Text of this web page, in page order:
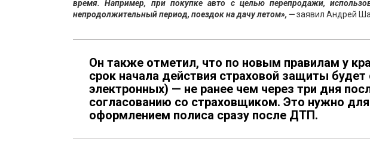
время. Например, при покупке авто с целью перепродажи,
непродолжительный период, поездок на дачу летом», —заявил Андрей
Он также отметил, что по новым правилам у
срок начала действия страховой защиты
электронных) — не ранее чем через три дня
согласованию со страховщиком. Это нужно
оформлением полиса сразу после ДТП.